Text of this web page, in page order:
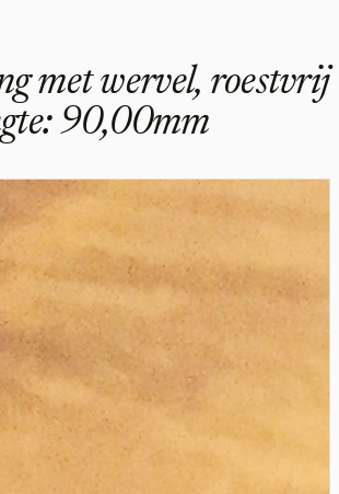
met wervel, roestvrij
90,00mm